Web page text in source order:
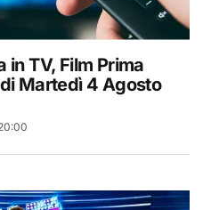
in TV, Film Prima
Martedì 4 Agosto